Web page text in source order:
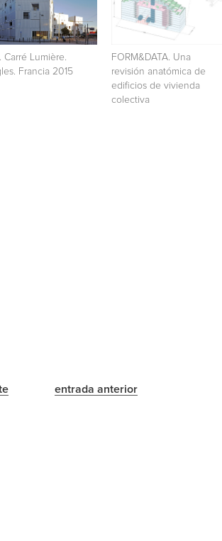
Carré Lumière.
Francia 2015
FORM&DATA. Una
revisión anatómica de
edificios de vivienda
colectiva
entrada anterior